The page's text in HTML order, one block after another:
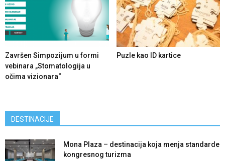
Završen Simpozijum u formi
vebinara „Stomatologija u
očima vizionara“
Puzle kao ID kartice
DESTINACIJE
Mona Plaza – destinacija koja menja standarde
kongresnog turizma